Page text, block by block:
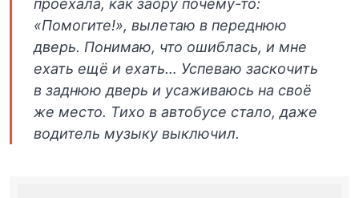
проехала, как заору почему-то:
«Помогите!», вылетаю в переднюю
дверь. Понимаю, что ошиблась, и мне
ехать ещё и ехать… Успеваю заскочить
в заднюю дверь и усаживаюсь на своё
же место. Тихо в автобусе стало, даже
водитель музыку выключил.